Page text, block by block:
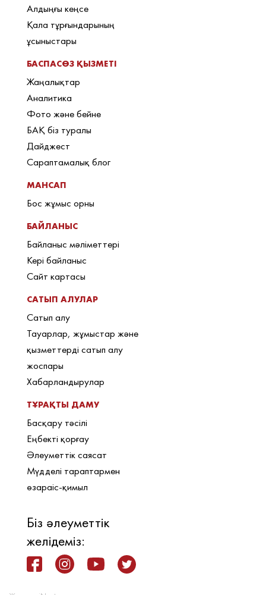
Алдыңғы кеңсе
Қала тұрғындарының
ұсыныстары
БАСПАСӨЗ ҚЫЗМЕТІ
Жаңалықтар
Аналитика
Фото және бейне
БАҚ біз туралы
Дайджест
Сараптамалық блог
МАНСАП
Бос жұмыс орны
БАЙЛАНЫС
Байланыс мәліметтері
Кері байланыс
Сайт картасы
САТЫП АЛУЛАР
Сатып алу
Тауарлар, жұмыстар және
қызметтерді сатып алу
жоспары
Хабарландырулар
ТҰРАҚТЫ ДАМУ
Басқару тәсілі
Еңбекті қорғау
Әлеуметтік саясат
Мүдделі тараптармен
өзараіс-қимыл
Біз әлеуметтік
желідеміз: